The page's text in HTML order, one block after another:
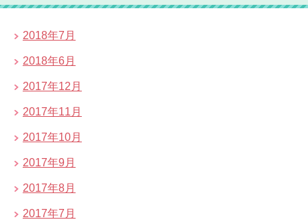
2018年7月
2018年6月
2017年12月
2017年11月
2017年10月
2017年9月
2017年8月
2017年7月